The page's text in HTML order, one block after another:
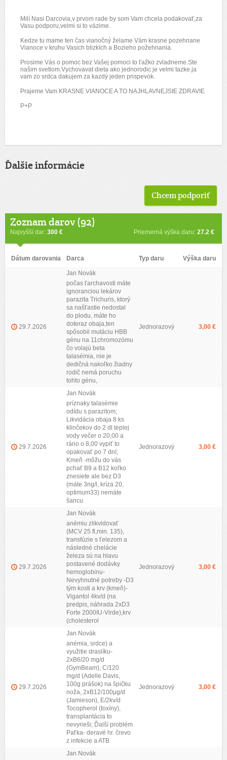
Milí Nasi Darcovia,v prvom rade by som Vam chcela podakovať,za
Vasu podporu,velmi si to vázime.
Kedze tu mame ten čas vianočný želame Vám krasne pozehnane
Vianoce v kruhu Vasich blizkích a Bozieho požehnania.
Prosime Vás o pomoc bez Vašej pomoci to ťažko zvladneme.Ste
našim svetlom.Vychovavat dieta ako jednorodic je velmi tazke.ja
vam zo srdca dakujem za kazdý jeden prispevok.
Prajeme Vam KRASNE VIANOCE A TO NAJHLAVNEJSIE ZDRAVIE
P+P
Ďalšie informácie
Chcem podporiť
Zoznam darov (92)
Najvyšší dar: 300 € Priemerná výška daru: 27.2 €
Dátum darovania Darca Typ daru Výška daru
29.7.2026
Jan Novák
počas ťarchavosti máte
ignoranciou lekárov
parazita Trichuris, ktorý
sa našťastie nedostal
do plodu, máte ho
doteraz obaja,ten
spôsobil mutáciu HBB
génu na 11chromozómu
čo volajú beta
talasémia, nie je
dedičná nakoľko žiadny
rodič nemá poruchu
tohto génu,
Jednorazový 3,00 €
29.7.2026
Jan Novák
príznaky talasémie
odídu s parazitom;
Likvidácia obaja 8 ks
klinčekov do 2 dl teplej
vody večer o 20,00 a
ráno o 8,00 vypiť to
opakovať po 7 dní;
Kmeň -môžu do vás
pchať B9 a B12 koľko
znesiete ale bez D3
(máte 3ng/l, kríza 20,
optimum33) nemáte
šancu
Jednorazový 3,00 €
29.7.2026
Jan Novák
anémiu zlikvidovať
(MCV 25 fl,min. 135),
transfúzie s ťelezom a
následné chelácie
železa sú na hlavu
postavené dodávky
hemoglobinu-
Nevyhnutné potreby -D3
tým kosti a krv (kmeň)-
Vigantol 4kv/d (na
predpis, náhrada 2xD3
Forte 2000IU-Virde),krv
(cholesterol
Jednorazový 3,00 €
29.7.2026
Jan Novák
anémia, srdce) a
využitie draslíku-
2xB6/20 mg/d
(GymBeam), C/120
mg/d (Adelle Davis,
100g prášok) na špičku
noža, 2xB12/100μg/d
(Jamieson), E/2kv/d
Tocopherol (toxíny),
transplantácia to
nevyrieši; Ďalší problém
Paťka- deravé hr. črevo
z infekcie a ATB
Jednorazový 3,00 €
Jan Novák